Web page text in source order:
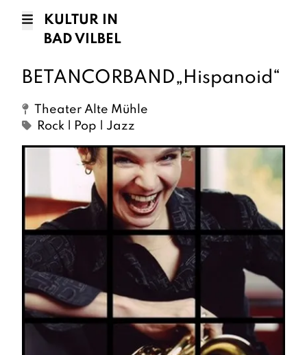
KULTUR IN
BAD VILBEL
BETANCORBAND„Hispanoid“
Theater Alte Mühle
Rock | Pop | Jazz